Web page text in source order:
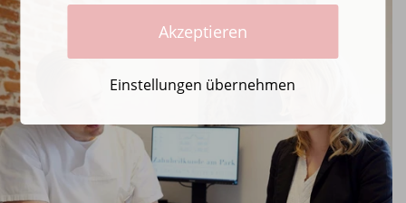
Akzeptieren
Einstellungen übernehmen